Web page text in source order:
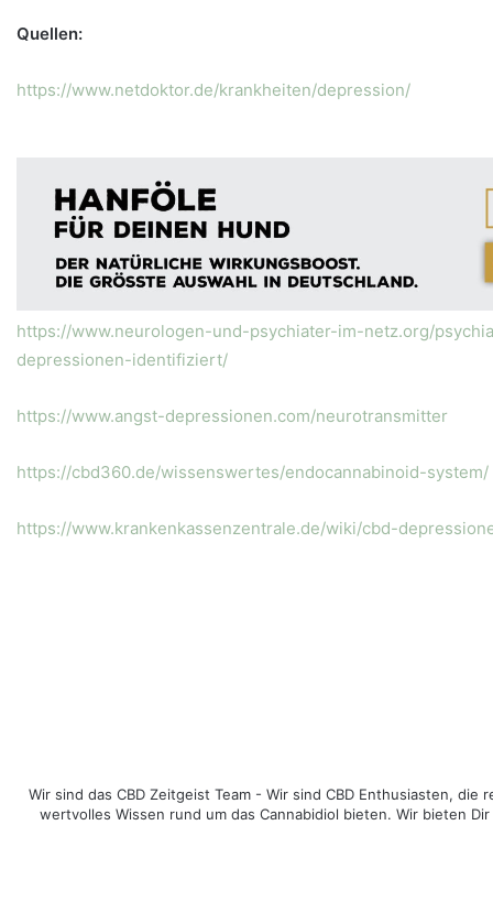
Quellen:
https://www.netdoktor.de/krankheiten/depression/
https://www.neurologen-und-psychiater-im-netz.org/
depressionen-identifiziert/
https://www.angst-depressionen.com/neurotransmitter
https://cbd360.de/wissenswertes/endocannabinoid-system/
https://www.krankenkassenzentrale.de/wiki/cbd-
Wir sind das CBD Zeitgeist Team - Wir sind CBD Enthusiasten,
wertvolles Wissen rund um das Cannabidiol bieten. Wir bieten